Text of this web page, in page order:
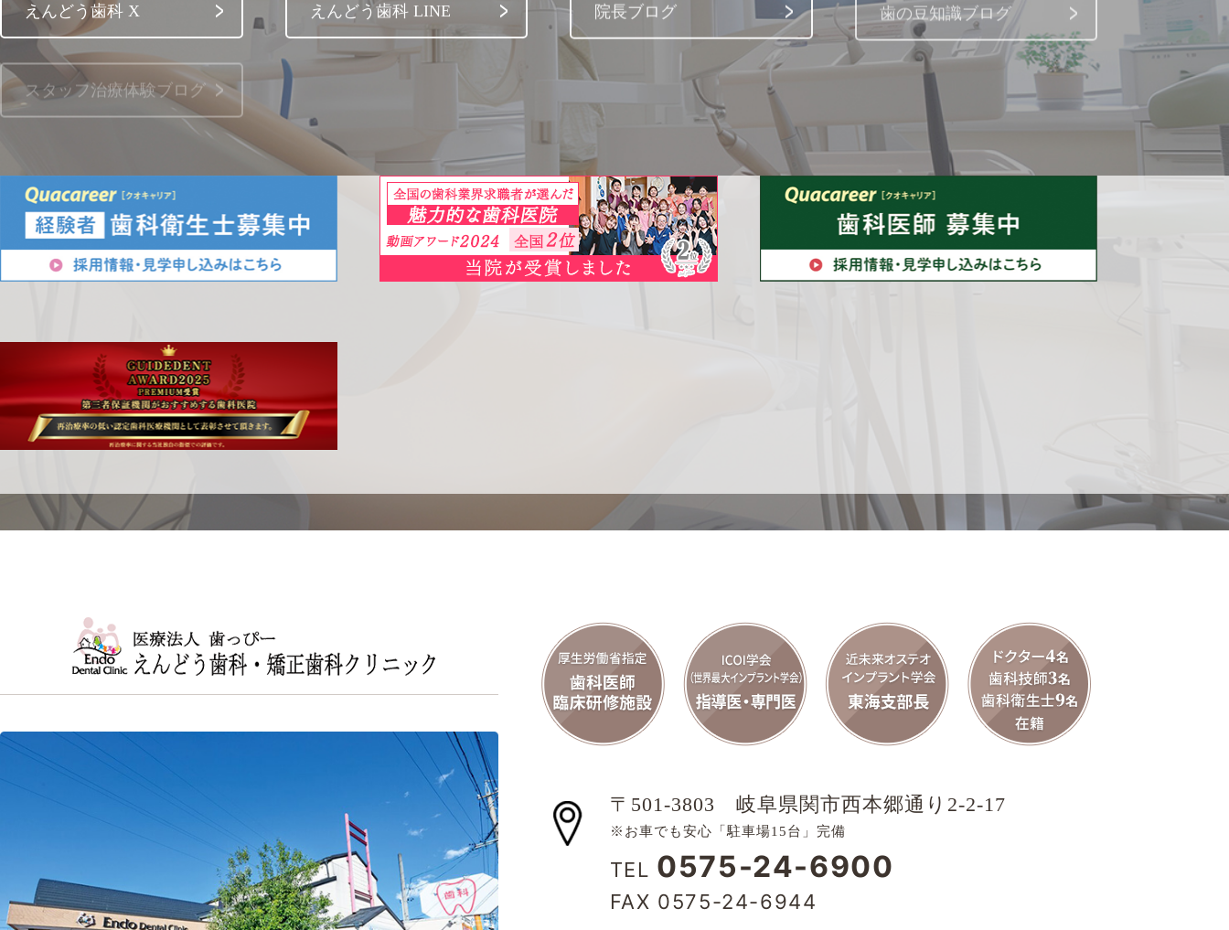
えんどう歯科 X えんどう歯科 LINE 院長ブログ 歯の豆知識ブログ
スタッフ治療体験ブログ
〒501-3803 岐阜県関市西本郷通り2-2-17
※お車でも安心「駐車場15台」完備
TEL 0575-24-6900
FAX 0575-24-6944